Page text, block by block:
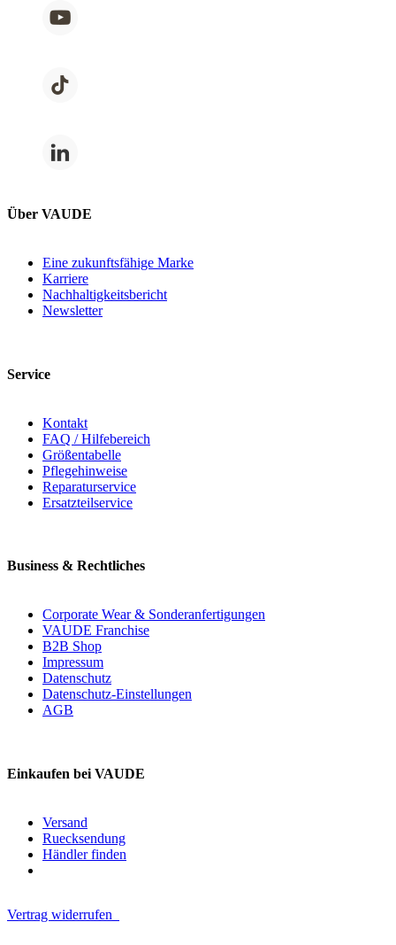
Über VAUDE
Eine zukunftsfähige Marke
Karriere
Nachhaltigkeitsbericht
Newsletter
Service
Kontakt
FAQ / Hilfebereich
Größentabelle
Pflegehinweise
Reparaturservice
Ersatzteilservice
Business & Rechtliches
Corporate Wear & Sonderanfertigungen
VAUDE Franchise
B2B Shop
Impressum
Datenschutz
Datenschutz-Einstellungen
AGB
Einkaufen bei VAUDE
Versand
Ruecksendung
Händler finden
Vertrag widerrufen